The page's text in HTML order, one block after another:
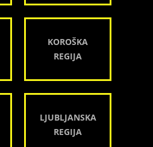
KOROŠKA
REGIJA
LJUBLJANSKA
REGIJA